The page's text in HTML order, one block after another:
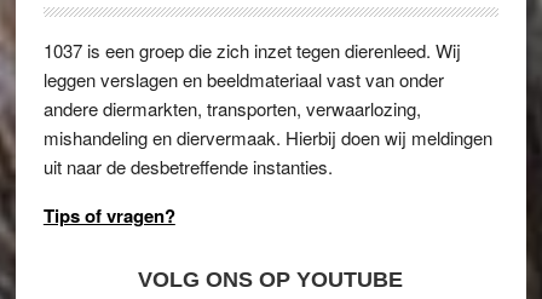
1037 is een groep die zich inzet tegen dierenleed. Wij
leggen verslagen en beeldmateriaal vast van onder
andere diermarkten, transporten, verwaarlozing,
mishandeling en diervermaak. Hierbij doen wij meldingen
uit naar de desbetreffende instanties.
Tips of vragen?
VOLG ONS OP YOUTUBE